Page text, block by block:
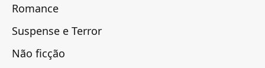
Romance
Suspense e Terror
Não ficção